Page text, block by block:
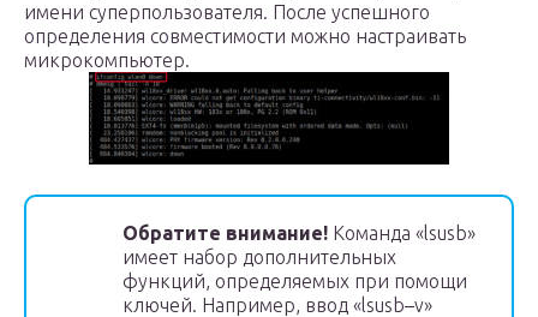
имени суперпользователя. После успешного
определения совместимости можно настраивать
микрокомпьютер.
Обратите внимание! Команда «lsusb»
имеет набор дополнительных
функций, определяемых при помощи
ключей. Например, ввод «lsusb–v»